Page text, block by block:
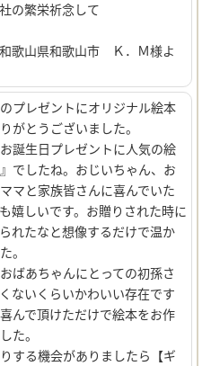
の繁栄祈念して
歌山県和歌山市 Ｋ．Ｍ様よ
プレゼントにオリジナル絵本
がとうございました。
誕生日プレゼントに人気の絵
でしたね。おじいちゃん、お
マと家族皆さんに喜んでいた
嬉しいです。お贈りされた時に
れたなと想像するだけで温か
。
ばあちゃんにとっての初孫さ
ないくらいかわいい存在です
んで頂けただけで絵本をお作
た。
する機会がありましたら【ギ